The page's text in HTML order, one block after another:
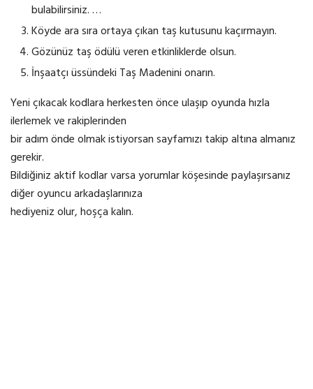
bulabilirsiniz. …
Köyde ara sıra ortaya çıkan taş kutusunu kaçırmayın.
Gözünüz taş ödülü veren etkinliklerde olsun.
İnşaatçı üssündeki Taş Madenini onarın.
Yeni çıkacak kodlara herkesten önce ulaşıp oyunda hızla
ilerlemek ve rakiplerinden
bir adım önde olmak istiyorsan sayfamızı takip altına almanız
gerekir.
Bildiğiniz aktif kodlar varsa yorumlar köşesinde paylaşırsanız
diğer oyuncu arkadaşlarınıza
hediyeniz olur, hoşça kalın.